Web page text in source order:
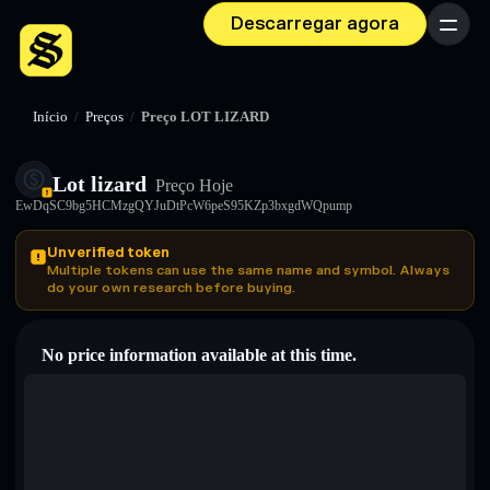
Descarregar agora Menu
Início / Preços / Preço LOT LIZARD
Lot lizard Preço Hoje
EwDqSC9bg5HCMzgQYJuDtPcW6peS95KZp3bxgdWQpump
Unverified token
Multiple tokens can use the same name and symbol. Always
do your own research before buying.
No price information available at this time.